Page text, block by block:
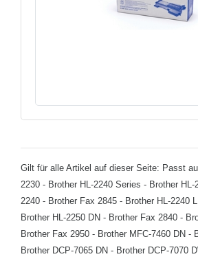
Gilt für alle Artikel auf dieser Seite: Passt
2230 - Brother HL-2240 Series - Brother HL-
2240 - Brother Fax 2845 - Brother HL-2240
Brother HL-2250 DN - Brother Fax 2840 -
Brother Fax 2950 - Brother MFC-7460 DN -
Brother DCP-7065 DN - Brother DCP-7070